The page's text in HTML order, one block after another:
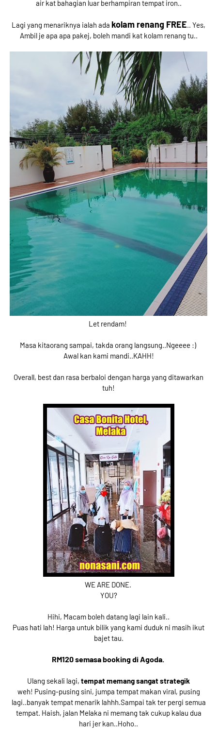
air kat bahagian luar berhampiran tempat iron..
Lagi yang menariknya ialah ada kolam renang FREE.. Yes,
Ambil je apa apa pakej, boleh mandi kat kolam renang tu..
Let rendam!
Masa kitaorang sampai, takda orang langsung..Ngeeee :)
Awal kan kami mandi..KAHH!
Overall, best dan rasa berbaloi dengan harga yang ditawarkan
tuh!
WE ARE DONE.
YOU?
Hihi, Macam boleh datang lagi lain kali..
Puas hati lah! Harga untuk bilik yang kami duduk ni masih ikut
bajet tau.
RM120 semasa booking di Agoda.
Ulang sekali lagi, tempat memang sangat strategik
weh! Pusing-pusing sini, jumpa tempat makan viral, pusing
lagi..banyak tempat menarik lahhh.Sampai tak ter pergi semua
tempat. Haish, jalan Melaka ni memang tak cukup kalau dua
hari jer kan..Hoho..